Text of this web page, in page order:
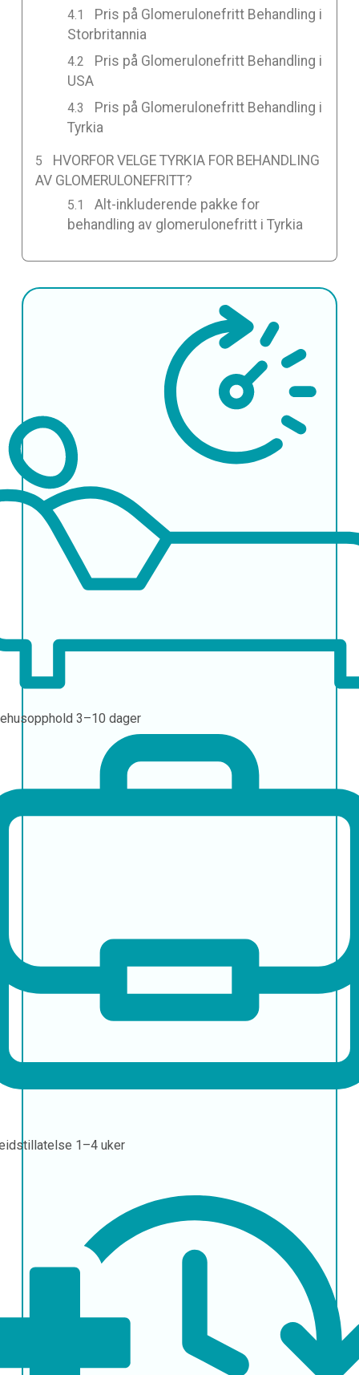
Pris på Glomerulonefritt Behandling i
Storbritannia
Pris på Glomerulonefritt Behandling i
USA
Pris på Glomerulonefritt Behandling i
Tyrkia
HVORFOR VELGE TYRKIA FOR BEHANDLING
AV GLOMERULONEFRITT?
Alt-inkluderende pakke for
behandling av glomerulonefritt i Tyrkia
3–10 dager
1–4 uker